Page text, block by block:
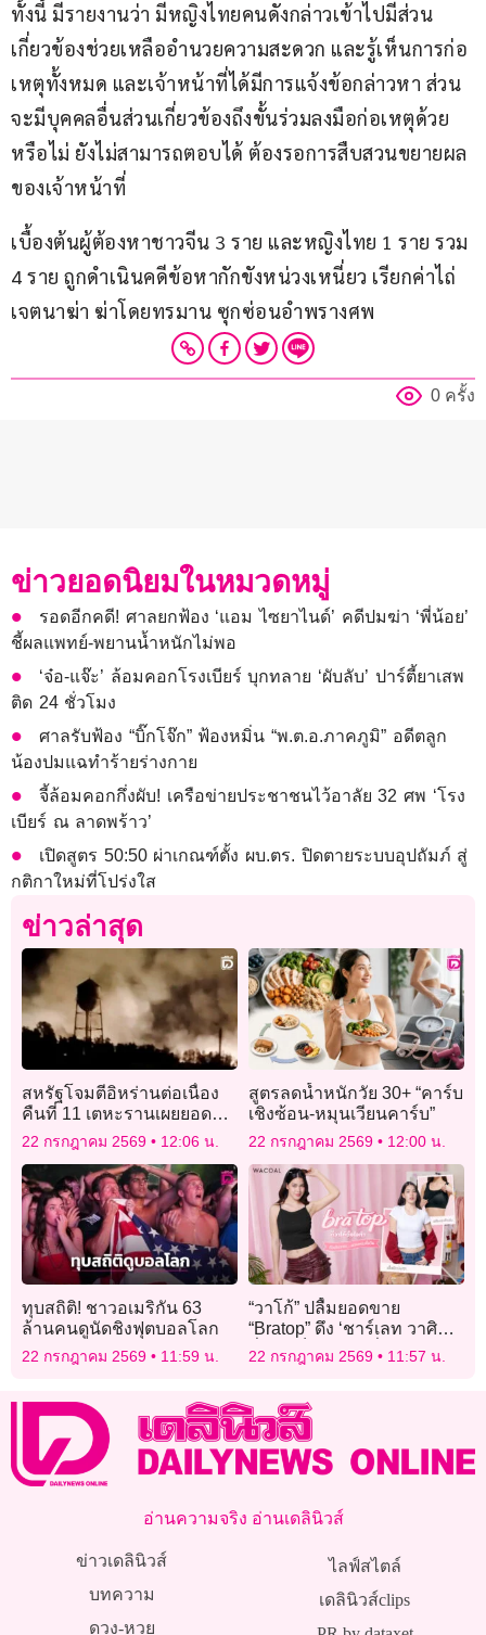
ทั้งนี้ มีรายงานว่า มีหญิงไทยคนดังกล่าวเข้าไปมีส่วน
เกี่ยวข้องช่วยเหลืออำนวยความสะดวก และรู้เห็นการก่อ
เหตุทั้งหมด และเจ้าหน้าที่ได้มีการแจ้งข้อกล่าวหา ส่วน
จะมีบุคคลอื่นส่วนเกี่ยวข้องถึงขั้นร่วมลงมือก่อเหตุด้วย
หรือไม่ ยังไม่สามารถตอบได้ ต้องรอการสืบสวนขยายผล
ของเจ้าหน้าที่
เบื้องต้นผู้ต้องหาชาวจีน 3 ราย และหญิงไทย 1 ราย รวม
4 ราย ถูกดำเนินคดีข้อหากักขังหน่วงเหนี่ยว เรียกค่าไถ่
เจตนาฆ่า ฆ่าโดยทรมาน ซุกซ่อนอำพรางศพ
0 ครั้ง
ข่าวยอดนิยมในหมวดหมู่
รอดอีกคดี! ศาลยกฟ้อง ‘แอม ไซยาไนด์’ คดีปมฆ่า ‘พี่น้อย’
ชี้ผลแพทย์-พยานน้ำหนักไม่พอ
‘จ๋อ-แจ๊ะ’ ล้อมคอกโรงเบียร์ บุกทลาย ‘ผับลับ’ ปาร์ตี้ยาเสพ
ติด 24 ชั่วโมง
ศาลรับฟ้อง “บิ๊กโจ๊ก” ฟ้องหมิ่น “พ.ต.อ.ภาคภูมิ” อดีตลูก
น้องปมแฉทำร้ายร่างกาย
จี้ล้อมคอกกึ่งผับ! เครือข่ายประชาชนไว้อาลัย 32 ศพ ‘โรง
เบียร์ ณ ลาดพร้าว’
เปิดสูตร 50:50 ผ่าเกณฑ์ตั้ง ผบ.ตร. ปิดตายระบบอุปถัมภ์ สู่
กติกาใหม่ที่โปร่งใส
ข่าวล่าสุด
สหรัฐโจมตีอิหร่านต่อเนื่อง
คืนที่ 11 เตหะรานเผยยอด
พลเรือนดับกว่า 50 ราย
22 กรกฎาคม 2569 12:06 น.
สูตรลดน้ำหนักวัย 30+ “คาร์บ
เชิงซ้อน-หมุนเวียนคาร์บ”
22 กรกฎาคม 2569 12:00 น.
ทุบสถิติ! ชาวอเมริกัน 63
ล้านคนดูนัดชิงฟุตบอลโลก
22 กรกฎาคม 2569 11:59 น.
“วาโก้” ปลื้มยอดขาย
“Bratop” ดึง ‘ชาร์เลท วาศิตา’
นั่งพรีเซ็นเตอร์ปีที่ 2 รุกตลาด
GEN Z
22 กรกฎาคม 2569 11:57 น.
อ่านความจริง อ่านเดลินิวส์
ข่าวเดลินิวส์
บทความ
ดวง-หวย
ไลฟ์สไตล์
เดลินิวส์clips